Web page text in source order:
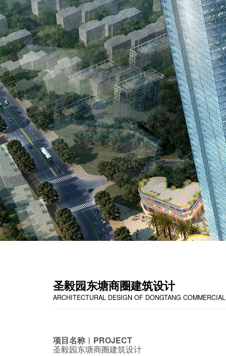
圣毅园东塘商圈建筑设计
ARCHITECTURAL DESIGN OF DONGTANG
项目名称︱PROJECT
圣毅园东塘商圈建筑设计